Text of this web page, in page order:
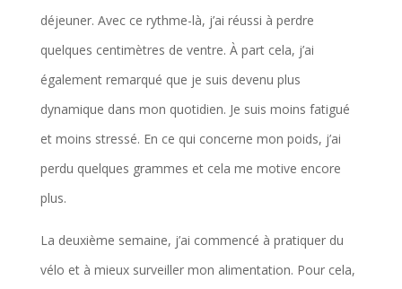
déjeuner. Avec ce rythme-là, j’ai réussi à perdre
quelques centimètres de ventre. À part cela, j’ai
également remarqué que je suis devenu plus
dynamique dans mon quotidien. Je suis moins fatigué
et moins stressé. En ce qui concerne mon poids, j’ai
perdu quelques grammes et cela me motive encore
plus.
La deuxième semaine, j’ai commencé à pratiquer du
vélo et à mieux surveiller mon alimentation. Pour cela,